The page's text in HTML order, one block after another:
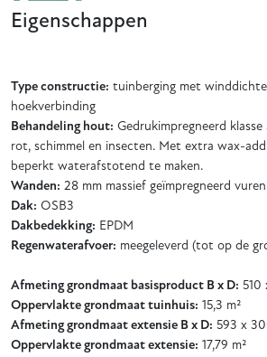
Eigenschappen
Type constructie: tuinberging met
hoekverbinding
Behandeling hout: Gedrukimpregneerd
rot, schimmel en insecten. Met extra wax-
beperkt waterafstotend te maken.
Wanden: 28 mm massief geïmpregneerd
Dak: OSB3
Dakbedekking: EPDM
Regenwaterafvoer: meegeleverd (tot op de
Afmeting grondmaat basisproduct B x D: 510
Oppervlakte grondmaat tuinhuis: 15,3 m²
Afmeting grondmaat extensie B x D: 593 x
Oppervlakte grondmaat extensie: 17,79 m²